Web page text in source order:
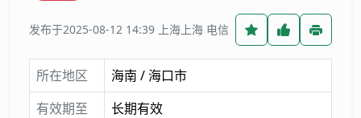
发布于2025-08-12 14:39 上海上海 电信
所在地区
海南 / 海口市
有效期至
长期有效